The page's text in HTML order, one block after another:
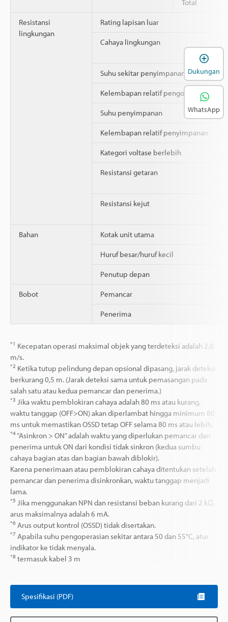
Total
Resistansi
lingkungan
Rating lapisan luar
Cahaya lingkungan
Suhu sekitar penyimpanan
Kelembapan relatif pengoperasian
Suhu penyimpanan
Kelembapan relatif penyimpanan
Kategori voltase berlebih
Resistansi getaran
Resistansi kejut
Bahan Kotak unit utama
Huruf besar/huruf kecil
Penutup depan
Bobot Pemancar
Penerima
*1 Kecepatan operasi maksimal objek yang terdeteksi adalah 2,0
m/s.
*2 Ketika tutup pelindung depan opsional dipasang, jarak deteksi
berkurang 0,5 m. (Jarak deteksi sama untuk pemasangan pada
salah satu atau kedua pemancar dan penerima.)
*3 Jika waktu pemblokiran cahaya adalah 80 ms atau kurang,
waktu tanggap (OFF>ON) akan diperlambat hingga minimum 80
ms untuk memastikan OSSD tetap OFF selama 80 ms atau lebih.
*4“Asinkron > ON” adalah waktu yang diperlukan pemancar dan
penerima untuk ON dari kondisi tidak sinkron (kedua sumbu
cahaya bagian atas dan bagian bawah diblokir).
Karena penerimaan atau pemblokiran cahaya ditentukan setelah
pemancar dan penerima disinkronkan, waktu tanggap menjadi
lama.
*5 Jika menggunakan NPN dan resistansi beban kurang dari 2 kΩ,
arus maksimalnya adalah 6 mA.
*6 Arus output kontrol (OSSD) tidak disertakan.
*7 Apabila suhu pengoperasian sekitar antara 50 dan 55°C, atur
indikator ke tidak menyala.
*8 termasuk kabel 3 m
Spesifikasi (PDF)
Dukungan
WhatsApp